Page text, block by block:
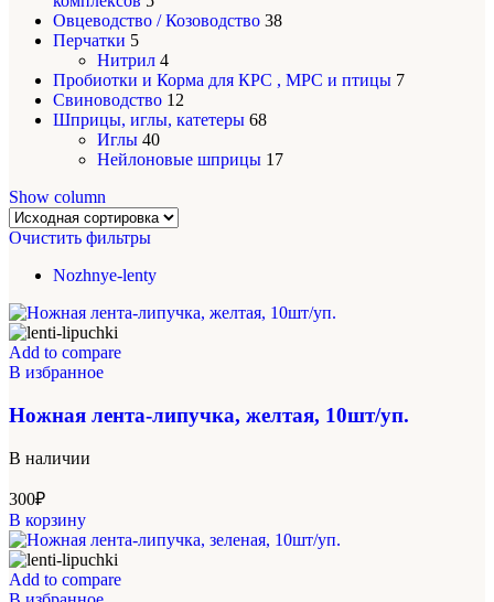
Овцеводство / Козоводство 38
Перчатки 5
Нитрил 4
Пробиотки и Корма для КРС , МРС и птицы 7
Свиноводство 12
Шприцы, иглы, катетеры 68
Иглы 40
Нейлоновые шприцы 17
Show column
Очистить фильтры
Nozhnye-lenty
Add to compare
В избранное
Ножная лента-липучка, желтая, 10шт/уп.
В наличии
300₽
В корзину
Add to compare